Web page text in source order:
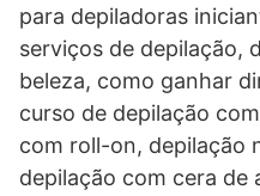
para depiladoras
serviços de depilação,
beleza, como ganhar
curso de depilação
com roll-on, depilação
depilação com cera de